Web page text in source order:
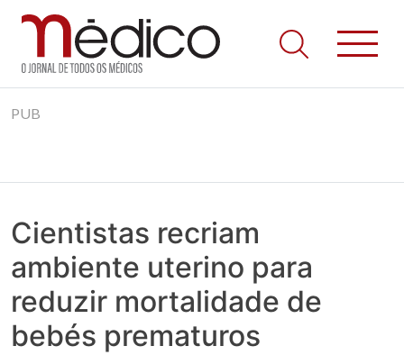
to
Jornal Médico
Médico – O Jornal de Todos os Médicos. Onde as notícias
realmente contam! Tudo o que se passa na Saúde!
PUB
Cientistas recriam
ambiente uterino para
reduzir mortalidade de
bebés prematuros